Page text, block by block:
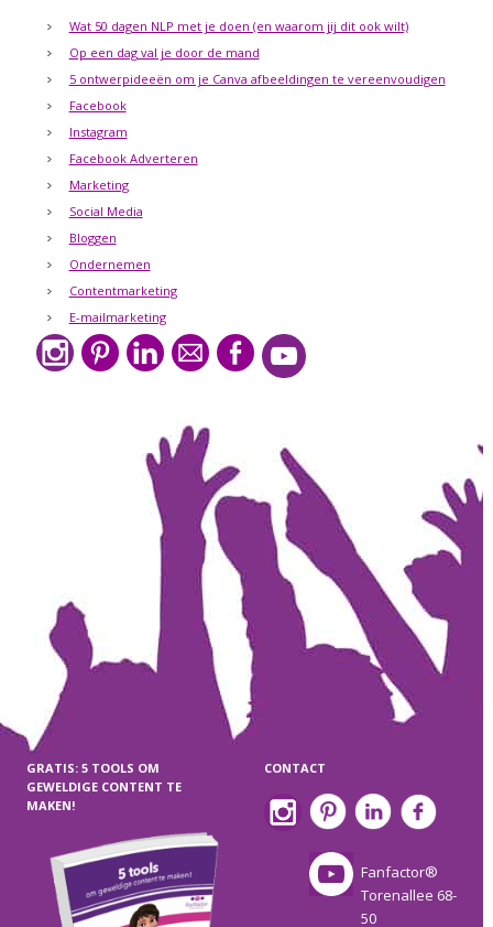
Wat 50 dagen NLP met je doen (en waarom jij dit ook wilt)
Op een dag val je door de mand
5 ontwerpideeën om je Canva afbeeldingen te vereenvoudigen
Facebook
Instagram
Facebook Adverteren
Marketing
Social Media
Bloggen
Ondernemen
Contentmarketing
E-mailmarketing
GRATIS: 5 TOOLS OM
GEWELDIGE CONTENT TE
MAKEN!
CONTACT
Fanfactor®
Torenallee 68-
50